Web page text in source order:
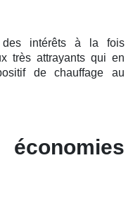
des intérêts à la fois
très attrayants qui en
de chauffage au